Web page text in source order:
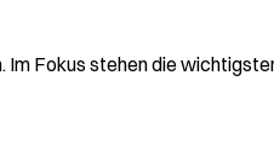
Im Fokus stehen die